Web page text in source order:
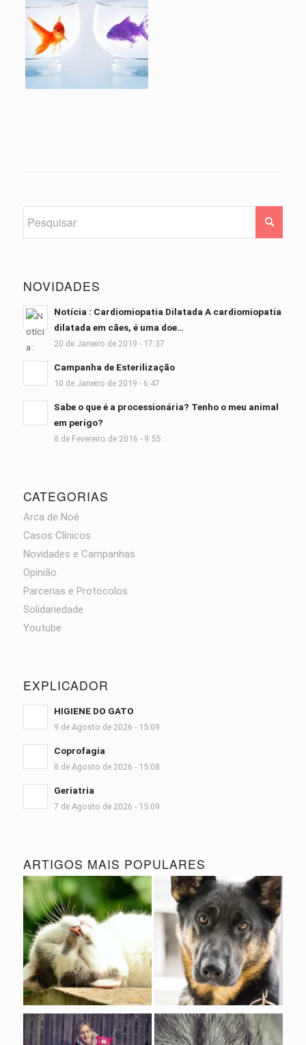
NOVIDADES
Notícia : Cardiomiopatia Dilatada A cardiomiopatia
dilatada em cães, é uma doe…
20 de Janeiro de 2019 - 17:37
Campanha de Esterilização
10 de Janeiro de 2019 - 6:47
Sabe o que é a processionária? Tenho o meu animal
em perigo?
8 de Fevereiro de 2016 - 9:55
CATEGORIAS
Arca de Noé
Casos Clínicos
Novidades e Campanhas
Opinião
Parcerias e Protocolos
Solidariedade
Youtube
EXPLICADOR
HIGIENE DO GATO
9 de Agosto de 2026 - 15:09
Coprofagia
8 de Agosto de 2026 - 15:08
Geriatria
7 de Agosto de 2026 - 15:09
ARTIGOS MAIS POPULARES